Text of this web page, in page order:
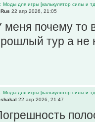
Моды для игры [калькулятор силы и
Rus 22 апр 2026, 21:05
меня почему то
тур а не
Моды для игры [калькулятор силы и
shakal 22 апр 2026, 21:47